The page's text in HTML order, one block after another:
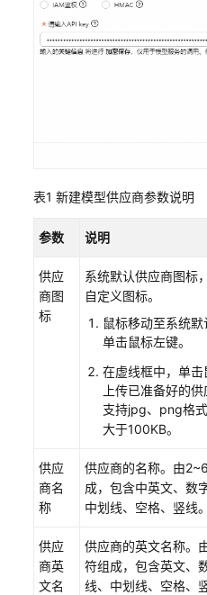
发
流
程
体
用
开
发
工
多
智
能
应
用
表1 新建模型供应商参数说明
参数 说明
供应
商图
标
系统默认供应商图标
自定义图标。
鼠标移动至系统默
单击鼠标左键。
在虚线框中，单击
上传已准备好的供
支持jpg、png格
大于100KB。
供应
商名
称
供应商的名称。由
成，包含中英文、数
中划线、空格、竖线。
供应
商英
文名
供应商的英文名称。
符组成，包含英文、
线、中划线、空格、竖